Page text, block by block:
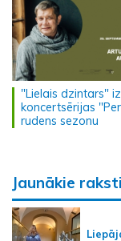
"Lielais dzintars"
koncertsērijas
rudens sezonu
Jaunākie raksti